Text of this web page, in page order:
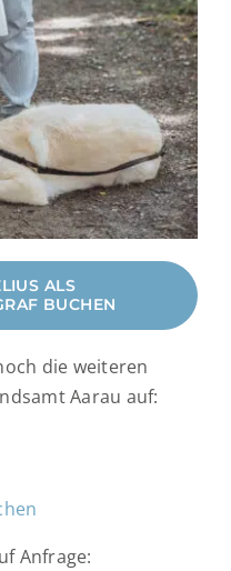
ALS
BUCHEN
die weiteren
Aarau auf:
Anfrage: